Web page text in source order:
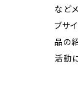
など
ブサ
品の
活動